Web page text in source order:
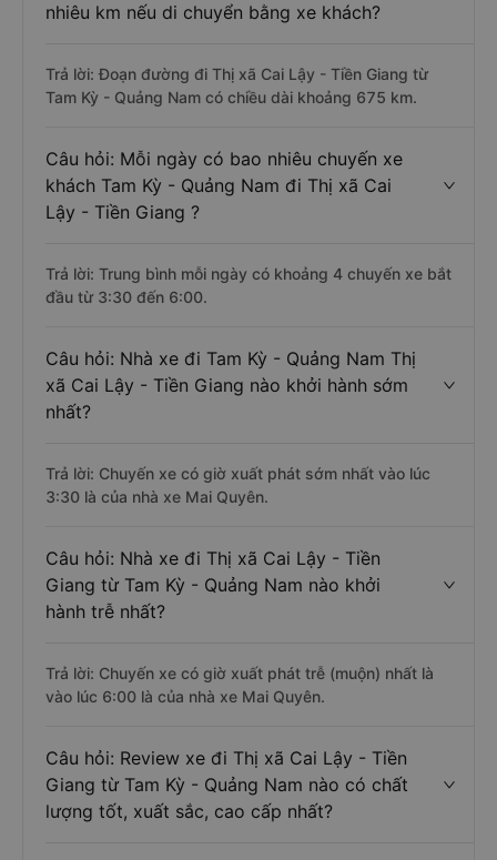
nhiêu km nếu di chuyển bằng xe khách?
Trả lời: Đoạn đường đi Thị xã Cai Lậy - Tiền Giang từ
Tam Kỳ - Quảng Nam có chiều dài khoảng 675 km.
Câu hỏi: Mỗi ngày có bao nhiêu chuyến xe
khách Tam Kỳ - Quảng Nam đi Thị xã Cai
Lậy - Tiền Giang ?
Trả lời: Trung bình mỗi ngày có khoảng 4 chuyến xe bắt
đầu từ 3:30 đến 6:00.
Câu hỏi: Nhà xe đi Tam Kỳ - Quảng Nam Thị
xã Cai Lậy - Tiền Giang nào khởi hành sớm
nhất?
Trả lời: Chuyến xe có giờ xuất phát sớm nhất vào lúc
3:30 là của nhà xe Mai Quyên.
Câu hỏi: Nhà xe đi Thị xã Cai Lậy - Tiền
Giang từ Tam Kỳ - Quảng Nam nào khởi
hành trễ nhất?
Trả lời: Chuyến xe có giờ xuất phát trễ (muộn) nhất là
vào lúc 6:00 là của nhà xe Mai Quyên.
Câu hỏi: Review xe đi Thị xã Cai Lậy - Tiền
Giang từ Tam Kỳ - Quảng Nam nào có chất
lượng tốt, xuất sắc, cao cấp nhất?